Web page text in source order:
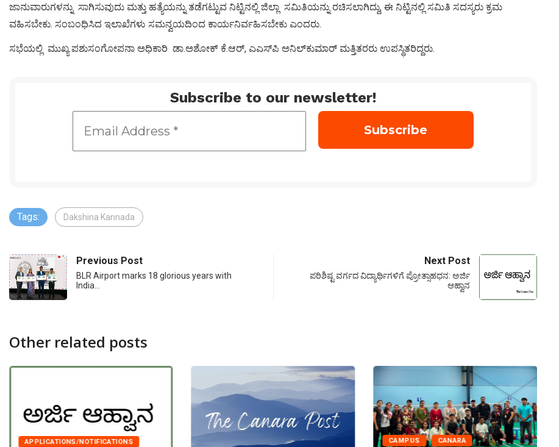
ಜಾನುವಾರುಗಳನ್ನು ಸಾಗಿಸುವುದು ಮತ್ತು ಹತ್ಯೆಯನ್ನು ತಡೆಗಟ್ಟುವ ನಿಟ್ಟಿನಲ್ಲಿ ಜಿಲ್ಲಾ ಸಮಿತಿಯನ್ನು ರಚಿಸಲಾಗಿದ್ದು, ಈ ನಿಟ್ಟಿನಲ್ಲಿ ಸಮಿತಿ ಸದಸ್ಯರು ಕ್ರಮ
ವಹಿಸಬೇಕು. ಸಂಬಂಧಿಸಿದ ಇಲಾಖೆಗಳು ಸಮನ್ವಯದಿಂದ ಕಾರ್ಯನಿರ್ವಹಿಸಬೇಕು ಎಂದರು.
ಸಭೆಯಲ್ಲಿ ಮುಖ್ಯ ಪಶುಸಂಗೋಪನಾ ಅಧಿಕಾರಿ ಡಾ.ಅಶೋಕ್ ಕೆ.ಆರ್, ಎಎಸ್‍ಪಿ ಅನಿಲ್‍ಕುಮಾರ್ ಮತ್ತಿತರರು ಉಪಸ್ಥಿತರಿದ್ದರು.
Subscribe to our newsletter!
Tags: Dakshina Kannada
Previous Post
BLR Airport marks 18 glorious years with
India…
Next Post
ಪರಿಶಿಷ್ಟ ವರ್ಗದ ವಿದ್ಯಾರ್ಥಿಗಳಿಗೆ ಪ್ರೋತ್ಸಾಹಧನ: ಅರ್ಜಿ
ಆಹ್ವಾನ
Other related posts
APPLICATIONS/NOTIFICATIONS CAMPUS CANARA